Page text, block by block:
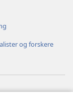
og forskere